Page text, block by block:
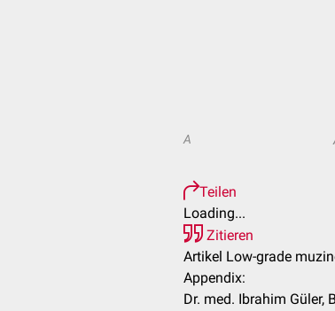
A
Teilen
Loading...
Zitieren
Artikel Low-grade
Appendix:
Dr. med. Ibrahim Güler,